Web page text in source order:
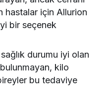
hastalar için Allurion
bir seçenek
durumu iyi olan
kilo
bu tedaviye